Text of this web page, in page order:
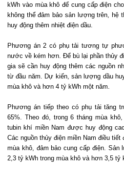
kWh vào mùa khô để cung cấp điện
không thể đảm bảo sản lượng trên, hệ
huy động thêm nhiệt điện dầu.
Phương án 2 có phụ tải tương tự
nước về kém hơn. Để bù lại phần thủy
gia sẽ cần huy động thêm các nguồn
từ đầu năm. Dự kiến, sản lượng dầu
mùa khô và hơn 4 tỷ kWh một năm.
Phương án tiếp theo có phụ tải tăng
65%. Theo đó, trong 6 tháng mùa
tubin khí miền Nam được huy động
Các nguồn thủy điện miền Nam điều
mùa khô, đảm bảo cung cấp điện.
2,3 tỷ kWh trong mùa khô và hơn 3,5 tỷ